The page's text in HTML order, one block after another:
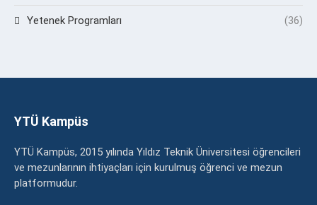
Yetenek Programları (36)
YTÜ Kampüs
YTÜ Kampüs, 2015 yılında Yıldız Teknik Üniversitesi öğrencileri
ve mezunlarının ihtiyaçları için kurulmuş öğrenci ve mezun
platformudur.